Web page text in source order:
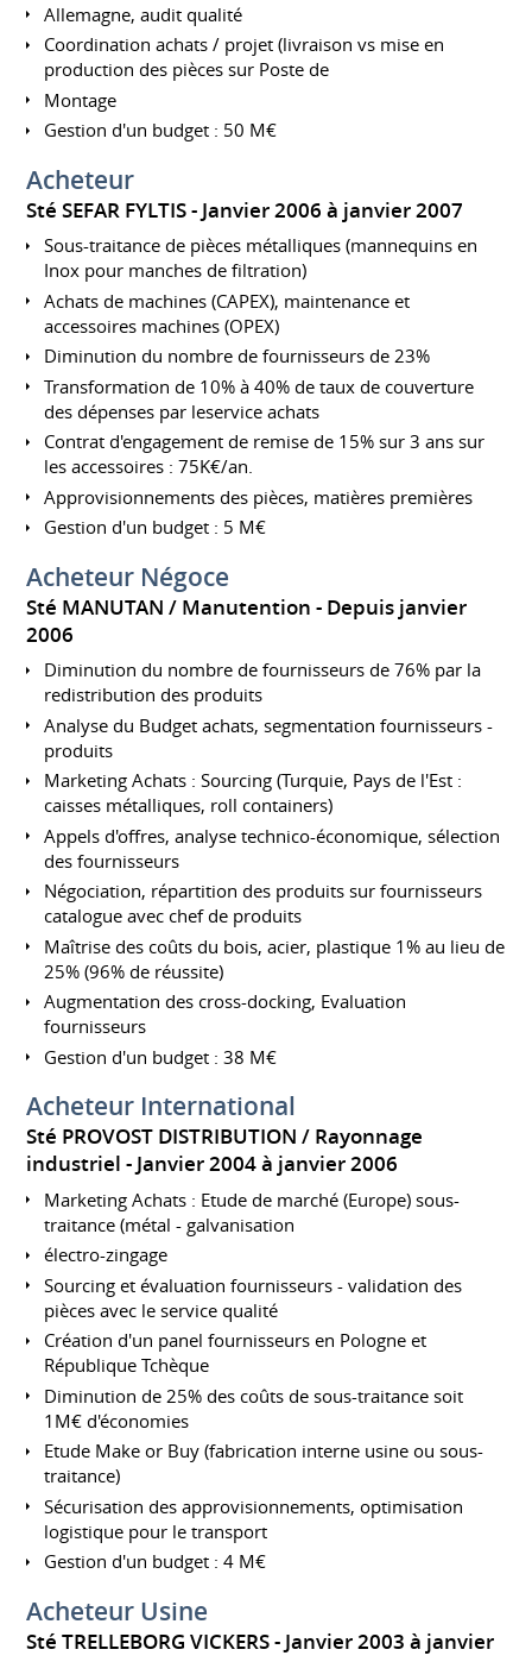
Allemagne, audit qualité
Coordination achats / projet (livraison vs mise en
production des pièces sur Poste de
Montage
Gestion d'un budget : 50 M€
Acheteur
Sté SEFAR FYLTIS Janvier 2006 à janvier 2007
Sous-traitance de pièces métalliques (mannequins en
Inox pour manches de filtration)
Achats de machines (CAPEX), maintenance et
accessoires machines (OPEX)
Diminution du nombre de fournisseurs de 23%
Transformation de 10% à 40% de taux de couverture
des dépenses par leservice achats
Contrat d'engagement de remise de 15% sur 3 ans sur
les accessoires : 75K€/an.
Approvisionnements des pièces, matières premières
Gestion d'un budget : 5 M€
Acheteur Négoce
Sté MANUTAN / Manutention
Depuis janvier
2006
Diminution du nombre de fournisseurs de 76% par la
redistribution des produits
Analyse du Budget achats, segmentation fournisseurs -
produits
Marketing Achats : Sourcing (Turquie, Pays de l'Est :
caisses métalliques, roll containers)
Appels d'offres, analyse technico-économique, sélection
des fournisseurs
Négociation, répartition des produits sur fournisseurs
catalogue avec chef de produits
Maîtrise des coûts du bois, acier, plastique 1% au lieu de
25% (96% de réussite)
Augmentation des cross-docking, Evaluation
fournisseurs
Gestion d'un budget : 38 M€
Acheteur International
Sté PROVOST DISTRIBUTION / Rayonnage
industriel
Janvier 2004 à janvier 2006
Marketing Achats : Etude de marché (Europe) sous-
traitance (métal - galvanisation
électro-zingage
Sourcing et évaluation fournisseurs - validation des
pièces avec le service qualité
Création d'un panel fournisseurs en Pologne et
République Tchèque
Diminution de 25% des coûts de sous-traitance soit
1M€ d'économies
Etude Make or Buy (fabrication interne usine ou sous-
traitance)
Sécurisation des approvisionnements, optimisation
logistique pour le transport
Gestion d'un budget : 4 M€
Acheteur Usine
Sté TRELLEBORG VICKERS
Janvier 2003 à janvier